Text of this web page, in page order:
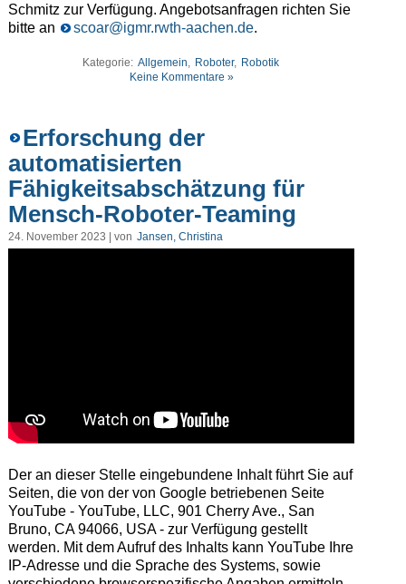
Schmitz zur Verfügung. Angebotsanfragen richten Sie
bitte an
scoar@igmr.rwth-aachen.de.
Kategorie: Allgemein, Roboter, Robotik
Keine Kommentare »
Erforschung der
automatisierten
Fähigkeitsabschätzung für
Mensch-Roboter-Teaming
24. November 2023 | von Jansen, Christina
Der an dieser Stelle eingebundene Inhalt führt Sie auf
Seiten, die von der von Google betriebenen Seite
YouTube - YouTube, LLC, 901 Cherry Ave., San
Bruno, CA 94066, USA - zur Verfügung gestellt
werden. Mit dem Aufruf des Inhalts kann YouTube Ihre
IP-Adresse und die Sprache des Systems, sowie